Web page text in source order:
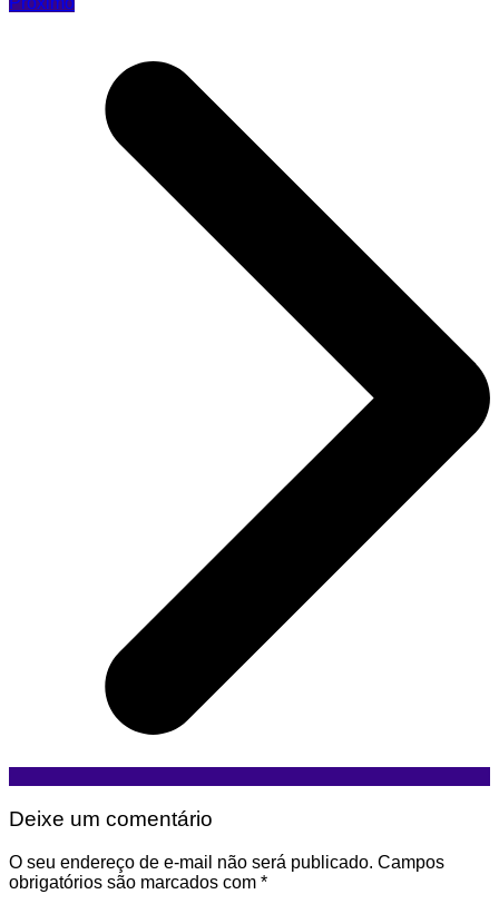
Deixe um comentário
O seu endereço de e-mail não será publicado. Campos
obrigatórios são marcados com *